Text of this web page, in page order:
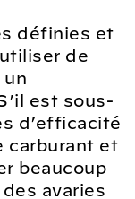
définies et
de
un
est sous-
d’efficacité
carburant et
beaucoup
avaries